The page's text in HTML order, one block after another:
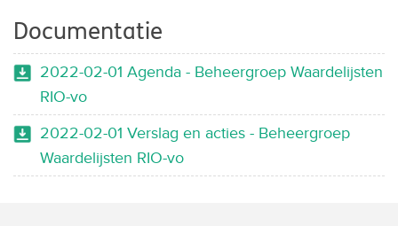
Documentatie
2022-02-01 Agenda - Beheergroep Waardelijsten
RIO-vo
2022-02-01 Verslag en acties - Beheergroep
Waardelijsten RIO-vo